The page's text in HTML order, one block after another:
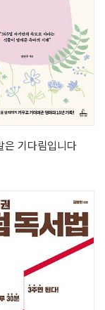
은 기다림입니다